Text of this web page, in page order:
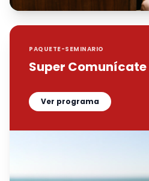
PAQUETE-SEMINARIO
Super Comunícate
Ver programa